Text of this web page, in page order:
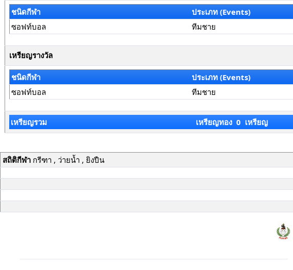
ชนิดกีฬา
ประเภท (Events)
ซอฟท์บอล
ทีมชาย
เหรียญรางวัล
ชนิดกีฬา ประเภท (Events)
ซอฟท์บอล
ทีมชาย
เหรียญรวม เหรียญทอง 0 เหรียญ
สถิติกีฬากรีฑา , ว่ายน้ำ , ยิงปืน